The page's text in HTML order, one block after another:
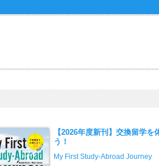
【2026年度新刊】交換留学を
う！
My First Study-Abroad Journey